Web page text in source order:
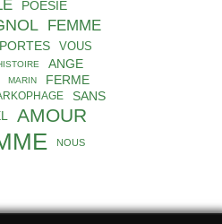
POESIE
FEMME
PORTES VOUS
ANGE
MARIN FERME
SANS
AMOUR
NOUS